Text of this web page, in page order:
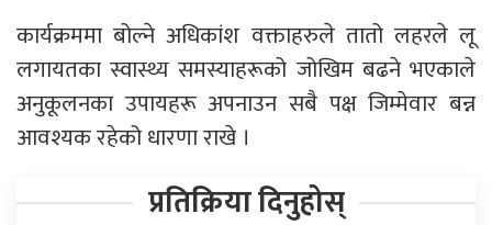
कार्यक्रममा बोल्ने अधिकांश वक्ताहरुले तातो लहरले लू
लगायतका स्वास्थ्य समस्याहरूको जोखिम बढने भएकाले
अनुकूलनका उपायहरू अपनाउन सबै पक्ष जिम्मेवार बन्न
आवश्यक रहेको धारणा राखे ।
प्रतिक्रिया दिनुहोस्